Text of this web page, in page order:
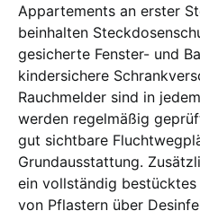
Appartements an erster
beinhalten
gesicherte Fenster- und
kindersichere
Rauchmelder sind in
werden regelmäßig
gut sichtbare
Grundausstattung.
ein vollständig
von Pflastern über